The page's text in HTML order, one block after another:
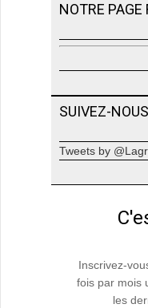
NOTRE PAGE
SUIVEZ-
Tweets by
Inscrivez-
fois par mois
les